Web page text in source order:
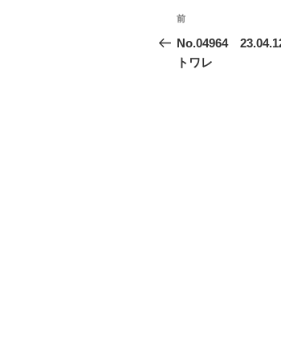
投
稿
ナ
前
の
投
前
No.04964
トワレ